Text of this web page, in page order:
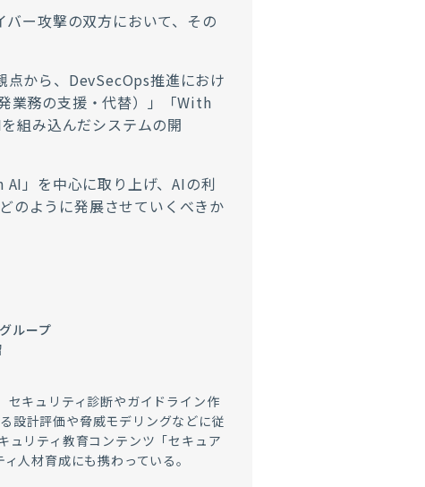
ー攻撃の双方において、その
から、DevSecOps推進におけ
業務の支援・代替）」「With
組み込んだシステムの開
」を中心に取り上げ、AIの利
のように発展させていくべきか
ループ
セキュリティ診断やガイドライン作
設計評価や脅威モデリングなどに従
ュリティ教育コンテンツ「セキュア
人材育成にも携わっている。